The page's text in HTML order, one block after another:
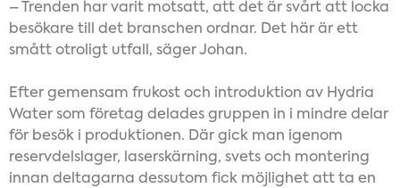
– Trenden har varit motsatt, att det är svårt att locka
besökare till det branschen ordnar. Det här är ett
smått otroligt utfall, säger Johan.
Efter gemensam frukost och introduktion av Hydria
Water som företag delades gruppen in i mindre delar
för besök i produktionen. Där gick man igenom
reservdelslager, laserskärning, svets och montering
innan deltagarna dessutom fick möjlighet att ta en